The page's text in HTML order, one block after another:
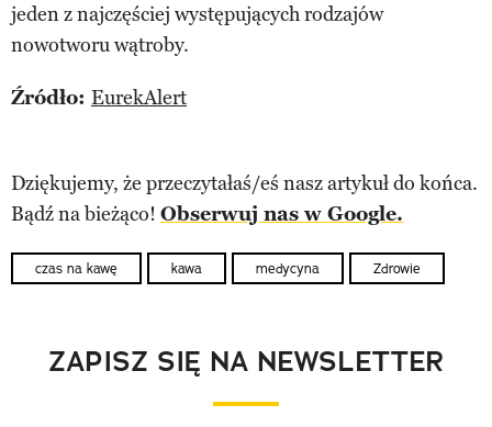
jeden z najczęściej występujących rodzajów
nowotworu wątroby.
Źródło: EurekAlert
Dziękujemy, że przeczytałaś/eś nasz artykuł do końca.
Bądź na bieżąco! Obserwuj nas w Google.
czas na kawę kawa medycyna Zdrowie
ZAPISZ SIĘ NA NEWSLETTER